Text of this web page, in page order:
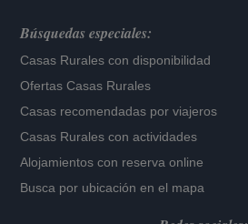
Búsquedas especiales:
Casas Rurales con disponibilidad
Ofertas Casas Rurales
Casas recomendadas por viajeros
Casas Rurales con actividades
Alojamientos con reserva online
Busca por ubicación en el mapa